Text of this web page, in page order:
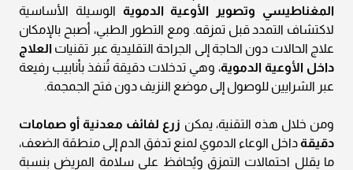
المغناطيسي وتصوير الأوعية الدموية الوسيلة الأساسية
لاكتشاف التمدد قبل تمزقه. ومع التطور الطبي، أصبح بالإمكان
علاج الحالات دون الحاجة إلى الجراحة التقليدية عبر تقنيات العلاج
داخل الأوعية الدموية، وهي تدخلات دقيقة تُنفذ بأنابيب رفيعة
عبر الشرايين للوصول إلى موضع النزيف دون فتح الجمجمة.
ومن خلال هذه التقنية، يمكن زرع لفائف معدنية أو صمامات
دقيقةداخل الوعاء الدموي لمنع تدفق الدم إلى منطقة الضعف،
ما يقلل احتمالات التمزق ويُحافظ على سلامة المريض بنسبة